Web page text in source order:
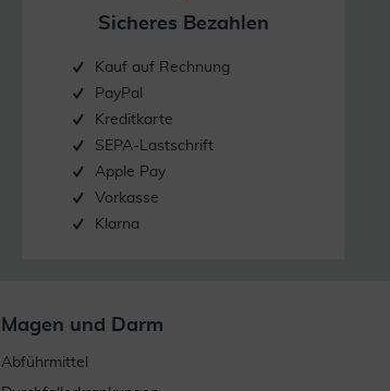
Sicheres Bezahlen
Kauf auf Rechnung
PayPal
Kreditkarte
SEPA-Lastschrift
Apple Pay
Vorkasse
Klarna
Magen und Darm
Abführmittel